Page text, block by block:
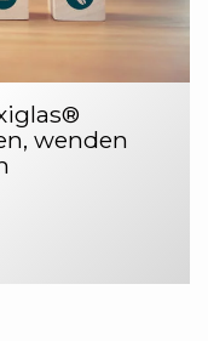
wenden